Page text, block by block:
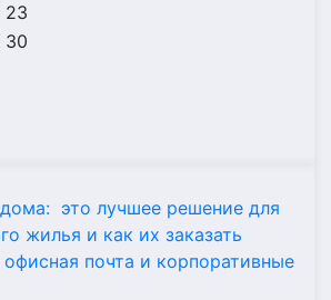
23
30
это лучшее решение для
жилья и как их заказать
почта и корпоративные